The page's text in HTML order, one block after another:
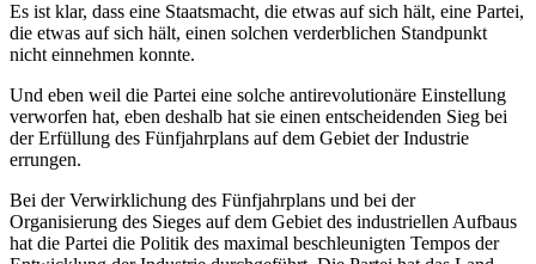
Es ist klar, dass eine Staatsmacht, die etwas auf sich hält, eine Partei,
die etwas auf sich hält, einen solchen verderblichen Standpunkt
nicht einnehmen konnte.
Und eben weil die Partei eine solche antirevolutionäre Einstellung
verworfen hat, eben deshalb hat sie einen entscheidenden Sieg bei
der Erfüllung des Fünfjahrplans auf dem Gebiet der Industrie
errungen.
Bei der Verwirklichung des Fünfjahrplans und bei der
Organisierung des Sieges auf dem Gebiet des industriellen Aufbaus
hat die Partei die Politik des maximal beschleunigten Tempos der